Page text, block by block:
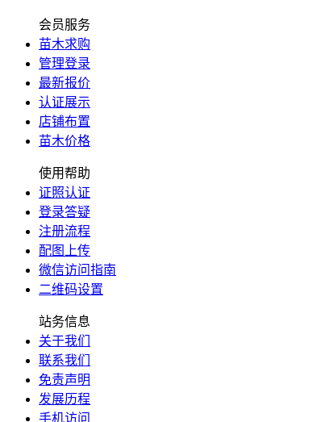
会员服务
苗木求购
管理登录
最新报价
认证展示
店铺布置
苗木价格
使用帮助
证照认证
登录答疑
注册流程
配图上传
微信访问指南
二维码设置
站务信息
关于我们
联系我们
免责声明
发展历程
手机访问